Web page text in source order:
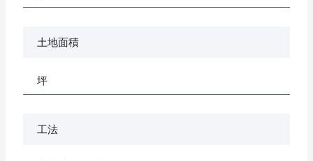
土地面積
坪
工法